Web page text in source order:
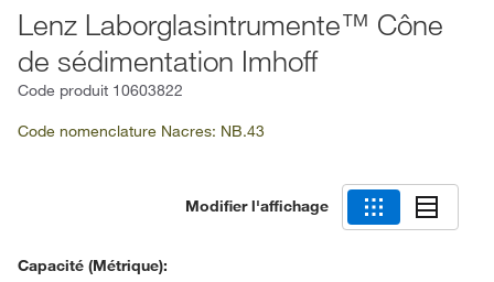
Lenz Laborglasintrumente™ Cône
de sédimentation Imhoff
Code produit 10603822
Code nomenclature Nacres: NB.43
Modifier l'affichage
Capacité (métrique):